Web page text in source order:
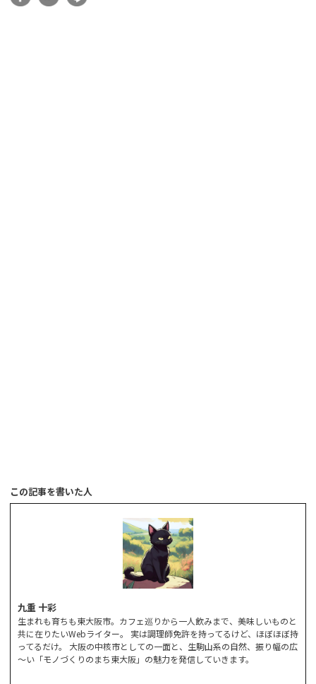
この記事を書いた人
九重 十彩
生まれも育ちも東大阪市。カフェ巡りから一人飲みまで、美味しいものと
共に在りたいWebライター。 実は調理師免許を持ってるけど、ほぼほぼ持
ってるだけ。 大阪の中核市としての一面と、生駒山系の自然、振り幅の広
～い「モノづくりのまち東大阪」の魅力を発信していきます。